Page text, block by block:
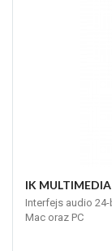
IK
Interfejs audio
Mac oraz PC